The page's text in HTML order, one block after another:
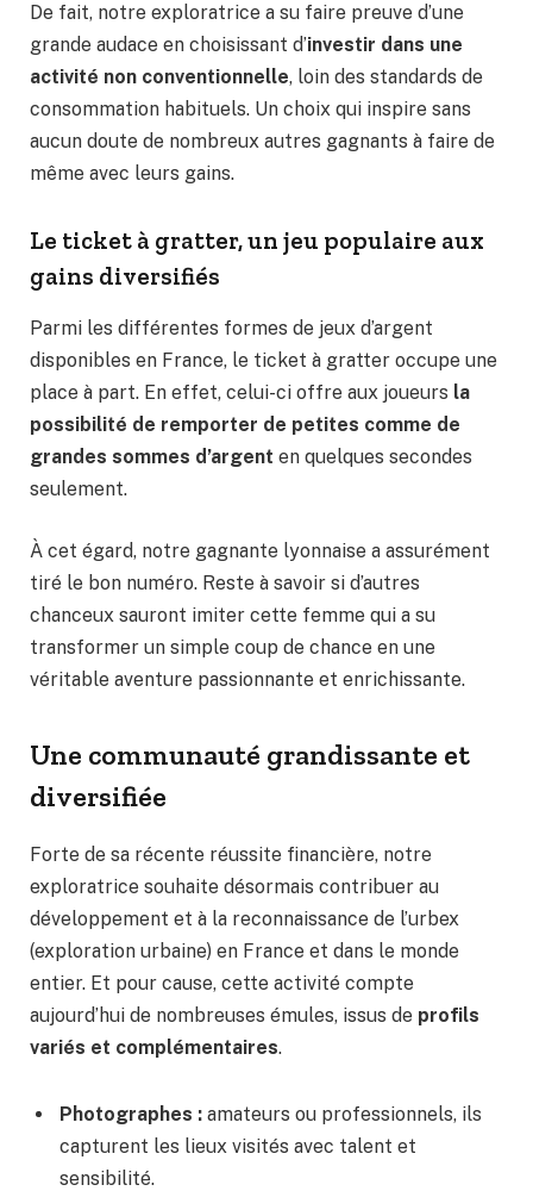
De fait, notre exploratrice a su faire preuve d’une
grande audace en choisissant d’investir dans une
activité non conventionnelle, loin des standards de
consommation habituels. Un choix qui inspire sans
aucun doute de nombreux autres gagnants à faire de
même avec leurs gains.
Le ticket à gratter, un jeu populaire aux
gains diversifiés
Parmi les différentes formes de jeux d’argent
disponibles en France, le ticket à gratter occupe une
place à part. En effet, celui-ci offre aux joueurs la
possibilité de remporter de petites comme de
grandes sommes d’argent en quelques secondes
seulement.
À cet égard, notre gagnante lyonnaise a assurément
tiré le bon numéro. Reste à savoir si d’autres
chanceux sauront imiter cette femme qui a su
transformer un simple coup de chance en une
véritable aventure passionnante et enrichissante.
Une communauté grandissante et
diversifiée
Forte de sa récente réussite financière, notre
exploratrice souhaite désormais contribuer au
développement et à la reconnaissance de l’urbex
(exploration urbaine) en France et dans le monde
entier. Et pour cause, cette activité compte
aujourd’hui de nombreuses émules, issus de profils
variés et complémentaires.
Photographes : amateurs ou professionnels, ils
capturent les lieux visités avec talent et
sensibilité.